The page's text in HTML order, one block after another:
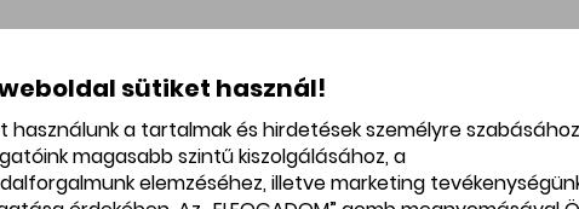
pulcsi kék -
kapucnis pulóver -
tervezés, magas
Támogasd a
viseld magadon
Kapucnis pulcsi kék -
M
Bebújós kapucnis pulóver -
Egyedi tervezés, magas
minőség! Támogasd a
tudományt, viseld magadon
weboldal sütiket használ!
használunk a tartalmak és hirdetések személyre
magasabb szintű kiszolgálásához, a
elemzéséhez, illetve marketing